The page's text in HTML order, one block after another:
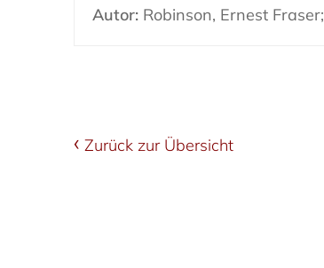
Autor: Robinson, Ernest Fraser;
Zurück zur Übersicht